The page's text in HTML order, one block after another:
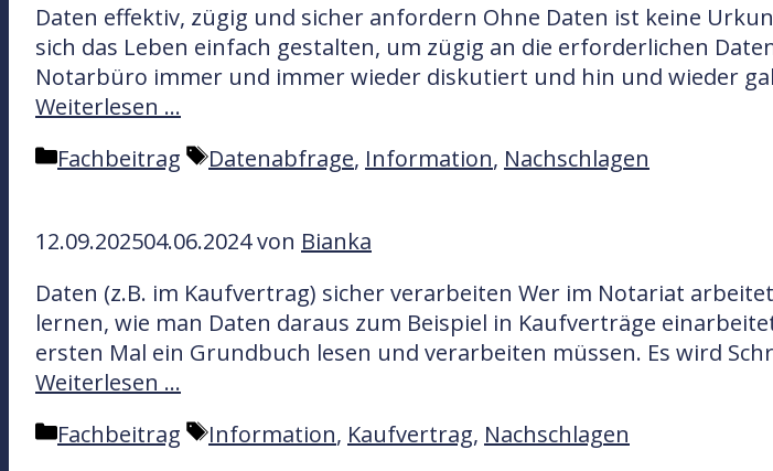
o
r
i
e
n
g
w
ö
t
e
Daten effektiv, zügig und sicher anfordern Ohne Daten ist keine
sich das Leben einfach gestalten, um zügig an die erforderlichen
Notarbüro immer und immer wieder diskutiert und hin und wieder
Weiterlesen …
K
e
o
r
i
e
n
Fachbeitrag
S
l
g
w
ö
t
e
Datenabfrage, Information, Nachschlagen
12.09.202504.06.2024von Bianka
Daten (z.B. im Kaufvertrag) sicher verarbeiten Wer im Notariat
lernen, wie man Daten daraus zum Beispiel in Kaufverträge
ersten Mal ein Grundbuch lesen und verarbeiten müssen. Es wird
Weiterlesen …
K
Fachbeitrag
S
Information, Kaufvertrag, Nachschlagen